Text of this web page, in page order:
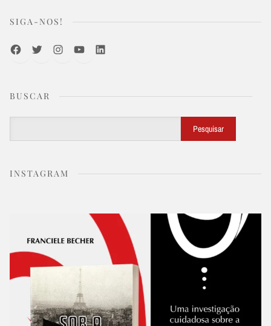
SIGA-NOS!
FacebookTwitterInstagramYoutubeLinkedIn
BUSCAR
Pesquisar
INSTAGRAM